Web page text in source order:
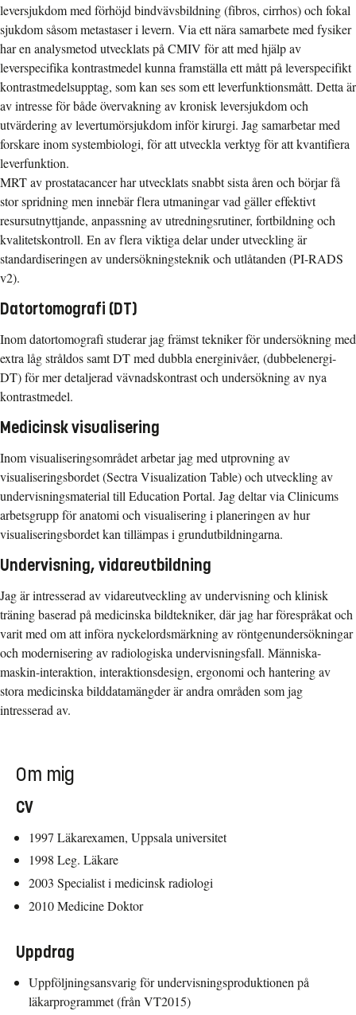
leversjukdom med förhöjd bindvävsbildning (fibros, cirrhos) och fokal
sjukdom såsom metastaser i levern. Via ett nära samarbete med fysiker
har en analysmetod utvecklats på CMIV för att med hjälp av
leverspecifika kontrastmedel kunna framställa ett mått på leverspecifikt
kontrastmedelsupptag, som kan ses som ett leverfunktionsmått. Detta är
av intresse för både övervakning av kronisk leversjukdom och
utvärdering av levertumörsjukdom inför kirurgi. Jag samarbetar med
forskare inom systembiologi, för att utveckla verktyg för att kvantifiera
leverfunktion.
MRT av prostatacancer har utvecklats snabbt sista åren och börjar få
stor spridning men innebär flera utmaningar vad gäller effektivt
resursutnyttjande, anpassning av utredningsrutiner, fortbildning och
kvalitetskontroll. En av flera viktiga delar under utveckling är
standardiseringen av undersökningsteknik och utlåtanden (PI-RADS
v2).
Datortomografi (DT)
Inom datortomografi studerar jag främst tekniker för undersökning med
extra låg stråldos samt DT med dubbla energinivåer, (dubbelenergi-
DT) för mer detaljerad vävnadskontrast och undersökning av nya
kontrastmedel.
Medicinsk visualisering
Inom visualiseringsområdet arbetar jag med utprovning av
visualiseringsbordet (Sectra Visualization Table) och utveckling av
undervisningsmaterial till Education Portal. Jag deltar via Clinicums
arbetsgrupp för anatomi och visualisering i planeringen av hur
visualiseringsbordet kan tillämpas i grundutbildningarna.
Undervisning, vidareutbildning
Jag är intresserad av vidareutveckling av undervisning och klinisk
träning baserad på medicinska bildtekniker, där jag har förespråkat och
varit med om att införa nyckelordsmärkning av röntgenundersökningar
och modernisering av radiologiska undervisningsfall. Människa-
maskin-interaktion, interaktionsdesign, ergonomi och hantering av
stora medicinska bilddatamängder är andra områden som jag
intresserad av.
Om mig
CV
1997 Läkarexamen, Uppsala universitet
1998 Leg. Läkare
2003 Specialist i medicinsk radiologi
2010 Medicine Doktor
Uppdrag
Uppföljningsansvarig för undervisningsproduktionen på
läkarprogrammet (från VT2015)